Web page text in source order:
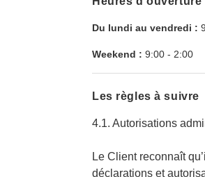
Du lundi au vendredi :
Weekend : 9:00 - 2:00
Les règles à suivre
4.1. Autorisations
Le Client reconnaît
déclarations et